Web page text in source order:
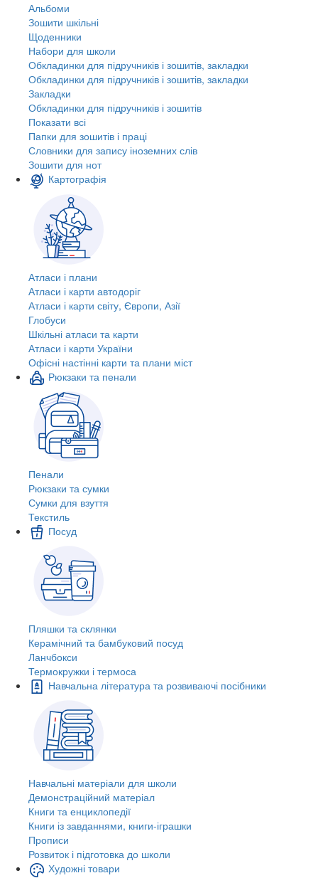
Альбоми
Зошити шкільні
Щоденники
Набори для школи
Обкладинки для підручників і зошитів, закладки
Обкладинки для підручників і зошитів, закладки
Закладки
Обкладинки для підручників і зошитів
Показати всі
Папки для зошитів і праці
Словники для запису іноземних слів
Зошити для нот
Картографія
Атласи і плани
Атласи і карти автодоріг
Атласи і карти світу, Європи, Азії
Глобуси
Шкільні атласи та карти
Атласи і карти України
Офісні настінні карти та плани міст
Рюкзаки та пенали
Пенали
Рюкзаки та сумки
Сумки для взуття
Текстиль
Посуд
Пляшки та склянки
Керамічний та бамбуковий посуд
Ланчбокси
Термокружки і термоса
Навчальна література та розвиваючі посібники
Навчальні матеріали для школи
Демонстраційний матеріал
Книги та енциклопедії
Книги із завданнями, книги-іграшки
Прописи
Розвиток і підготовка до школи
Художні товари